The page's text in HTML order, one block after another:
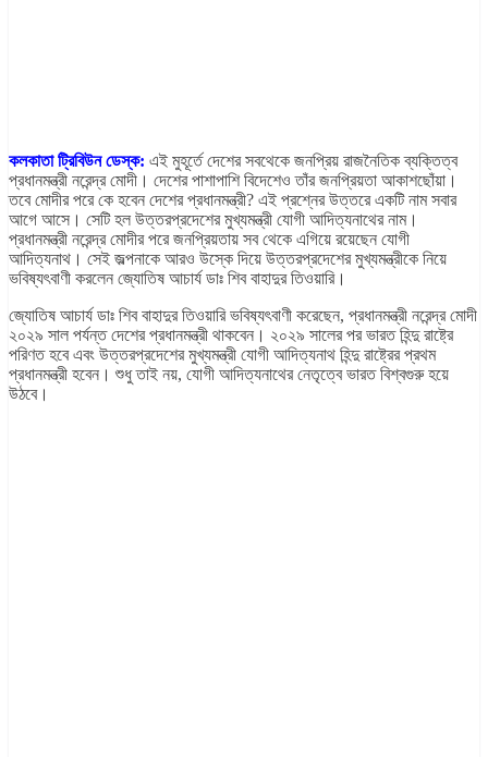
কলকাতা ট্রিবিউন ডেস্ক: এই মুহূর্তে দেশের সবথেকে জনপ্রিয় রাজনৈতিক ব্যক্তিত্ব
প্রধানমন্ত্রী নরেন্দ্র মোদী। দেশের পাশাপাশি বিদেশেও তাঁর জনপ্রিয়তা আকাশছোঁয়া।
তবে মোদীর পরে কে হবেন দেশের প্রধানমন্ত্রী? এই প্রশ্নের উত্তরে একটি নাম সবার
আগে আসে। সেটি হল উত্তরপ্রদেশের মুখ্যমন্ত্রী যোগী আদিত্যনাথের নাম।
প্রধানমন্ত্রী নরেন্দ্র মোদীর পরে জনপ্রিয়তায় সব থেকে এগিয়ে রয়েছেন যোগী
আদিত্যনাথ। সেই জল্পনাকে আরও উস্কে দিয়ে উত্তরপ্রদেশের মুখ্যমন্ত্রীকে নিয়ে
ভবিষ্যৎবাণী করলেন জ্যোতিষ আচার্য ডাঃ শিব বাহাদুর তিওয়ারি।
জ্যোতিষ আচার্য ডাঃ শিব বাহাদুর তিওয়ারি ভবিষ্যৎবাণী করেছেন, প্রধানমন্ত্রী নরেন্দ্র মোদী
২০২৯ সাল পর্যন্ত দেশের প্রধানমন্ত্রী থাকবেন। ২০২৯ সালের পর ভারত হিন্দু রাষ্ট্রে
পরিণত হবে এবং উত্তরপ্রদেশের মুখ্যমন্ত্রী যোগী আদিত্যনাথ হিন্দু রাষ্ট্রের প্রথম
প্রধানমন্ত্রী হবেন। শুধু তাই নয়, যোগী আদিত্যনাথের নেতৃত্বে ভারত বিশ্বগুরু হয়ে
উঠবে।